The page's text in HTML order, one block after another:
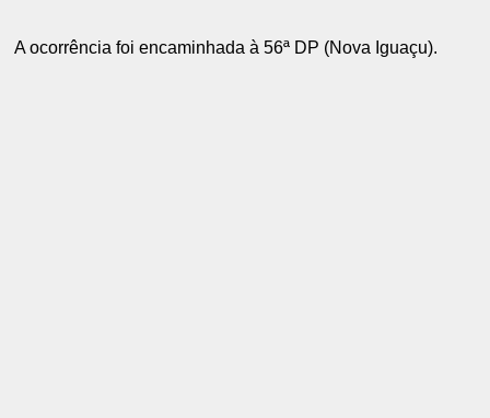
A ocorrência foi encaminhada à 56ª DP (Nova Iguaçu).